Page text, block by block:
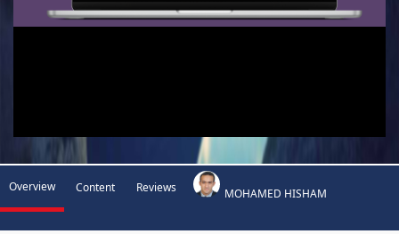
Overview Content Reviews MOHAMED HISHAM